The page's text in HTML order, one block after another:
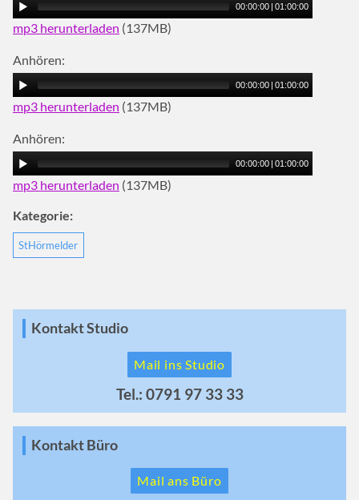
00:00:00 | 01:00:00
mp3 herunterladen (137MB)
Anhören:
00:00:00 | 01:00:00
mp3 herunterladen (137MB)
Anhören:
00:00:00 | 01:00:00
mp3 herunterladen (137MB)
Kategorie:
StHörmelder
Kontakt Studio
Mail ins Studio
Tel.: 0791 97 33 33
Kontakt Büro
Mail ans Büro